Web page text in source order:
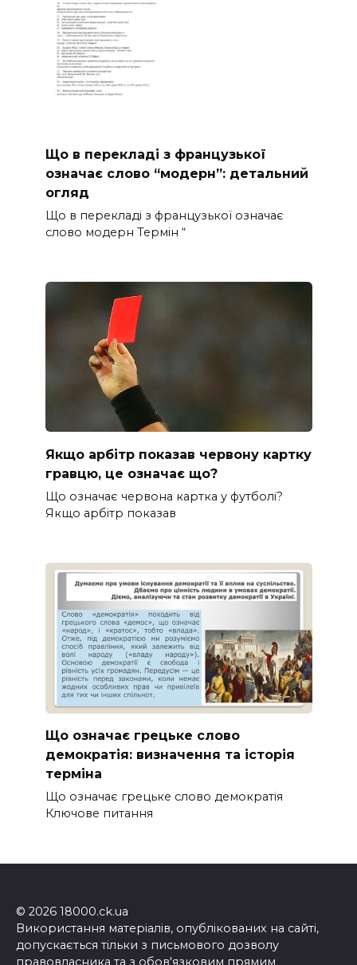
Що в перекладі з французької
означає слово “модерн”: детальний
огляд
Що в перекладі з французької означає
слово модерн Термін “
Якщо арбітр показав червону картку
гравцю, це означає що?
Що означає червона картка у футболі?
Якщо арбітр показав
Що означає грецьке слово
демократія: визначення та історія
терміна
Що означає грецьке слово демократія
Ключове питання
© 2026 18000.ck.ua
Використання матеріалів, опублікованих на сайті,
допускається тільки з письмового дозволу
правовласника та з обов'язковим прямим